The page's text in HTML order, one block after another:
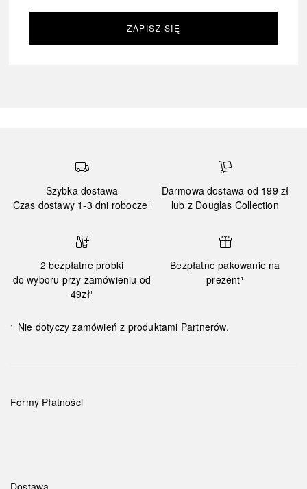
ZAPISZ SIĘ
Szybka dostawa
Czas dostawy 1-3 dni robocze¹
Darmowa dostawa od 199 zł
lub z Douglas Collection
2 bezpłatne próbki
do wyboru przy zamówieniu od
49zł¹
Bezpłatne pakowanie na
prezent¹
¹ Nie dotyczy zamówień z produktami Partnerów.
Formy Płatności
Dostawa